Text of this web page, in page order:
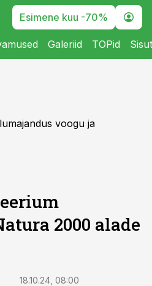
Esimene kuu -70%
Galeriid TOPid
voogu ja
2000 alade
18.10.24, 08:00